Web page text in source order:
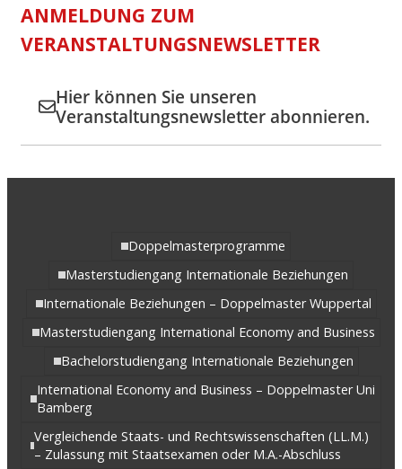
ANMELDUNG ZUM
VERANSTALTUNGSNEWSLETTER
Hier können Sie unseren
Veranstaltungsnewsletter abonnieren.
Doppelmasterprogramme
Masterstudiengang Internationale Beziehungen
Internationale Beziehungen – Doppelmaster Wuppertal
Masterstudiengang International Economy and Business
Bachelorstudiengang Internationale Beziehungen
International Economy and Business – Doppelmaster Uni
Bamberg
Vergleichende Staats- und Rechtswissenschaften (LL.M.)
– Zulassung mit Staatsexamen oder M.A.-Abschluss